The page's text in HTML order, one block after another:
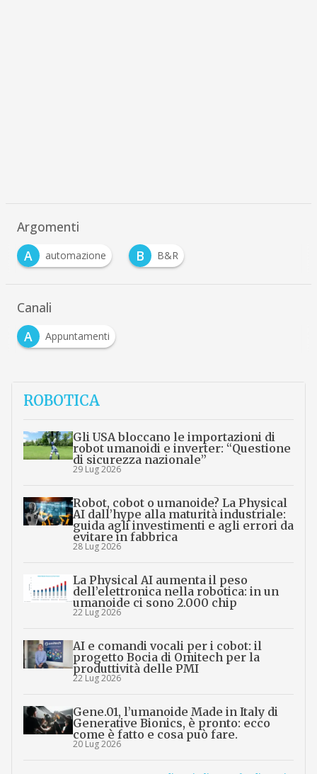
Argomenti
A
automazione B B&R
Canali
A
Appuntamenti
ROBOTICA
Gli USA bloccano le importazioni di
robot umanoidi e inverter: “Questione
di sicurezza nazionale”
29 Lug 2026
Robot, cobot o umanoide? La Physical
AI dall’hype alla maturità industriale:
guida agli investimenti e agli errori da
evitare in fabbrica
28 Lug 2026
La Physical AI aumenta il peso
dell’elettronica nella robotica: in un
umanoide ci sono 2.000 chip
22 Lug 2026
AI e comandi vocali per i cobot: il
progetto Bocia di Omitech per la
produttività delle PMI
22 Lug 2026
Gene.01, l’umanoide Made in Italy di
Generative Bionics, è pronto: ecco
come è fatto e cosa può fare.
20 Lug 2026